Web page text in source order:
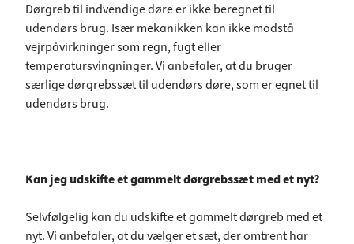
Dørgreb til indvendige døre er ikke beregnet til
udendørs brug. Især mekanikken kan ikke modstå
vejrpåvirkninger som regn, fugt eller
temperatursvingninger. Vi anbefaler, at du bruger
særlige dørgrebssæt til udendørs døre, som er egnet til
udendørs brug.
Kan jeg udskifte et gammelt dørgrebssæt med et nyt?
Selvfølgelig kan du udskifte et gammelt dørgreb med et
nyt. Vi anbefaler, at du vælger et sæt, der omtrent har